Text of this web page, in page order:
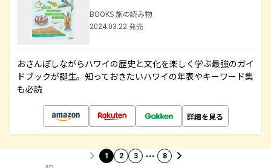
BOOKS 旅の読み物
2024.03.22 発売
おさんぽしながらハワイの歴史と文化を楽しく学ぶ最強のガイ
ドブックが誕生。知っておきたいハワイの年表やキーワード集
も必読
詳細を見る
1 2 3 … 8